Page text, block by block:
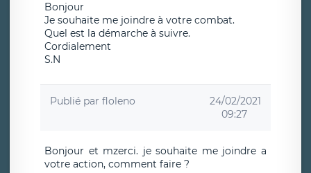
Bonjour
Je souhaite me joindre à votre combat.
Quel est la démarche à suivre.
Cordialement
S.N
Publié par floleno
24/02/2021
09:27
Bonjour et mzerci. je souhaite me joindre a
votre action, comment faire ?